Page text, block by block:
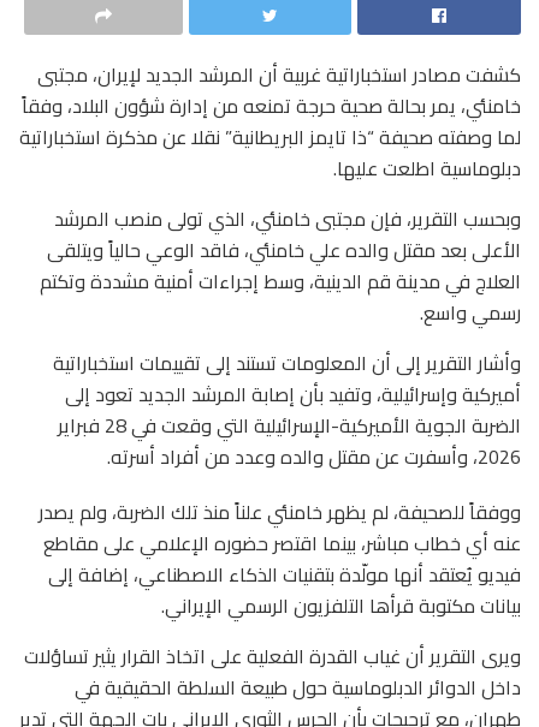
كشفت مصادر استخباراتية غربية أن المرشد الجديد لإيران، مجتبى
خامنئي، يمر بحالة صحية حرجة تمنعه من إدارة شؤون البلاد، وفقاً
لما وصفته صحيفة “ذا تايمز البريطانية” نقلا عن مذكرة استخباراتية
دبلوماسية اطلعت عليها.
وبحسب التقرير، فإن مجتبى خامنئي، الذي تولى منصب المرشد
الأعلى بعد مقتل والده علي خامنئي، فاقد الوعي حالياً ويتلقى
العلاج في مدينة قم الدينية، وسط إجراءات أمنية مشددة وتكتم
رسمي واسع.
وأشار التقرير إلى أن المعلومات تستند إلى تقييمات استخباراتية
أميركية وإسرائيلية، وتفيد بأن إصابة المرشد الجديد تعود إلى
الضربة الجوية الأميركية-الإسرائيلية التي وقعت في 28 فبراير
2026، وأسفرت عن مقتل والده وعدد من أفراد أسرته.
ووفقاً للصحيفة، لم يظهر خامنئي علناً منذ تلك الضربة، ولم يصدر
عنه أي خطاب مباشر، بينما اقتصر حضوره الإعلامي على مقاطع
فيديو يُعتقد أنها مولّدة بتقنيات الذكاء الاصطناعي، إضافة إلى
بيانات مكتوبة قرأها التلفزيون الرسمي الإيراني.
ويرى التقرير أن غياب القدرة الفعلية على اتخاذ القرار يثير تساؤلات
داخل الدوائر الدبلوماسية حول طبيعة السلطة الحقيقية في
طهران، مع ترجيحات بأن الحرس الثوري الإيراني بات الجهة التي تدير